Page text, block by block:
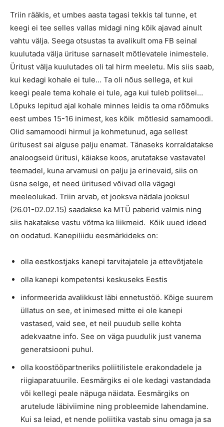
Triin rääkis, et umbes aasta tagasi tekkis tal tunne, et
keegi ei tee selles vallas midagi ning kõik ajavad ainult
vahtu välja. Seega otsustas ta avalikult oma FB seinal
kuulutada välja ürituse sarnaselt mõtlevatele inimestele.
Üritust välja kuulutades oli tal hirm meeletu. Mis siis saab,
kui kedagi kohale ei tule… Ta oli nõus sellega, et kui
keegi peale tema kohale ei tule, aga kui tuleb politsei…
Lõpuks lepitud ajal kohale minnes leidis ta oma rõõmuks
eest umbes 15-16 inimest, kes kõik mõtlesid samamoodi.
Olid samamoodi hirmul ja kohmetunud, aga sellest
üritusest sai alguse palju enamat. Tänaseks korraldatakse
analoogseid üritusi, käiakse koos, arutatakse vastavatel
teemadel, kuna arvamusi on palju ja erinevaid, siis on
üsna selge, et need üritused võivad olla vägagi
meeleolukad. Triin arvab, et jooksva nädala jooksul
(26.01-02.02.15) saadakse ka MTÜ paberid valmis ning
siis hakatakse vastu võtma ka liikmeid. Kõik uued ideed
on oodatud. Kanepiliidu eesmärkideks on:
olla eestkostjaks kanepi tarvitajatele ja ettevõtjatele
olla kanepi kompetentsi keskuseks Eestis
informeerida avalikkust läbi ennetustöö. Kõige suurem
üllatus on see, et inimesed mitte ei ole kanepi
vastased, vaid see, et neil puudub selle kohta
adekvaatne info. See on väga puudulik just vanema
generatsiooni puhul.
olla koostööpartneriks poliitilistele erakondadele ja
riigiaparatuurile. Eesmärgiks ei ole kedagi vastandada
või kellegi peale näpuga näidata. Eesmärgiks on
arutelude läbiviimine ning probleemide lahendamine.
Kui sa leiad, et nende poliitika vastab sinu omaga ja sa